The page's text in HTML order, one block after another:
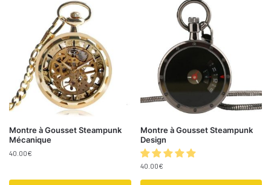
Montre à Gousset Steampunk
Mécanique
40.00€
Montre à Gousset Steampunk
Design
40.00€